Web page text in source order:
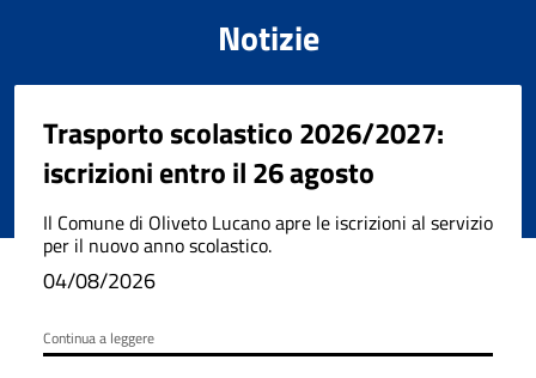
Notizie
Trasporto scolastico 2026/2027:
iscrizioni entro il 26 agosto
Il Comune di Oliveto Lucano apre le iscrizioni al servizio
per il nuovo anno scolastico.
04/08/2026
Continua a leggere